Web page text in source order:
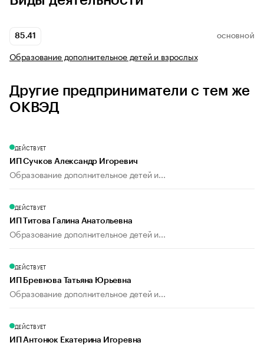
85.41 ОСНОВНОЙ
Образование дополнительное детей и взрослых
Другие предприниматели с тем же
ОКВЭД
ДЕЙСТВУЕТ
ИП Сучков Александр Игоревич
Образование дополнительное детей и...
ДЕЙСТВУЕТ
ИП Титова Галина Анатольевна
Образование дополнительное детей и...
ДЕЙСТВУЕТ
ИП Бревнова Татьяна Юрьевна
Образование дополнительное детей и...
ДЕЙСТВУЕТ
ИП Антонюк Екатерина Игоревна